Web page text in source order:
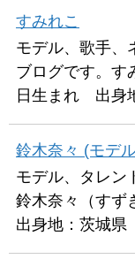
すみれこ
モデル、歌手、
ブログです。す
日生まれ 出身
鈴木奈々 (モデ
モデル、タレン
鈴木奈々（すず
出身地：茨城